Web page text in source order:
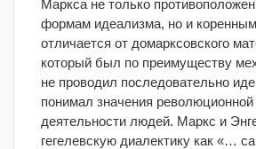
Маркса не только
формам идеализма, но и
отличается от домарксовского
который был по преимуществу
не проводил последовательно
понимал значения революционной
деятельности людей. Маркс и
гегелевскую диалектику как «…